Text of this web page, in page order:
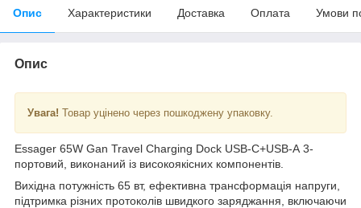
Опис Характеристики Доставка Оплата Умови
Опис
Увага! Товар уцінено через пошкоджену упаковку.
Essager 65W Gan Travel Charging Dock USB-C+USB-A 3-
портовий, виконаний із високоякісних компонентів.
Вихідна потужність 65 вт, ефективна трансформація напруги,
підтримка різних протоколів швидкого заряджання, включаючи